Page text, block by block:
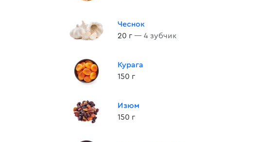
Чеснок
20 г — 4 зубчик
Курага
150 г
Изюм
150 г